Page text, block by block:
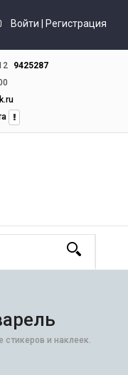
Войти | Регистрация
9425287
стикеров и наклеек.